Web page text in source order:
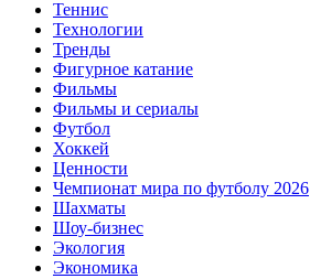
Теннис
Технологии
Тренды
Фигурное катание
Фильмы
Фильмы и сериалы
Футбол
Хоккей
Ценности
Чемпионат мира по футболу 2026
Шахматы
Шоу-бизнес
Экология
Экономика